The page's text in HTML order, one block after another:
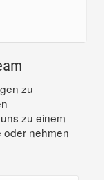
zu
zu einem
oder nehmen